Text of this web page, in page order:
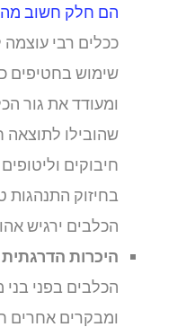
הם חלק חשוב
ככלים רבי עוצמה
שימוש בחטיפים
ומעודד את גור
שהובילו לתוצאה
חיבוקים וליטופים
בחיזוק התנהגות
הכלבים ירגיש
היכרות הדרגתית
הכלבים בפני בני
ומבקרים אחרים